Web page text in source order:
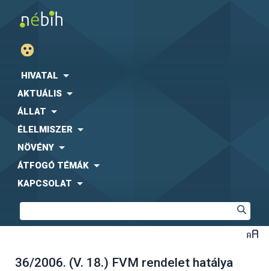
HIVATAL
AKTUÁLIS
ÁLLAT
ÉLELMISZER
NÖVÉNY
ÁTFOGÓ TÉMÁK
KAPCSOLAT
36/2006. (V. 18.) FVM rendelet hatálya